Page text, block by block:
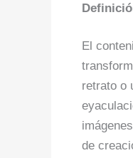
El
retrato o
de